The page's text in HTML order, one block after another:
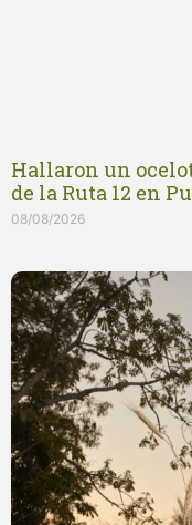
Hallaron un
de la Ruta 12 en
08/08/2026